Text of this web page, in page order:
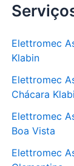
Elettromec
Klabin
Elettromec
Chácara
Elettromec
Boa Vista
Elettromec